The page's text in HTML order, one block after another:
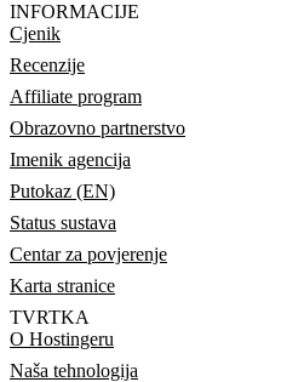
INFORMACIJE
Cjenik
Recenzije
Affiliate program
Obrazovno partnerstvo
Imenik agencija
Putokaz (EN)
Status sustava
Centar za povjerenje
Karta stranice
TVRTKA
O Hostingeru
Naša tehnologija